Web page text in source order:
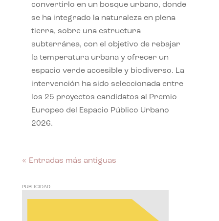
convertirlo en un bosque urbano, donde
se ha integrado la naturaleza en plena
tierra, sobre una estructura
subterránea, con el objetivo de rebajar
la temperatura urbana y ofrecer un
espacio verde accesible y biodiverso. La
intervención ha sido seleccionada entre
los 25 proyectos candidatos al Premio
Europeo del Espacio Público Urbano
2026.
« Entradas más antiguas
PUBLICIDAD